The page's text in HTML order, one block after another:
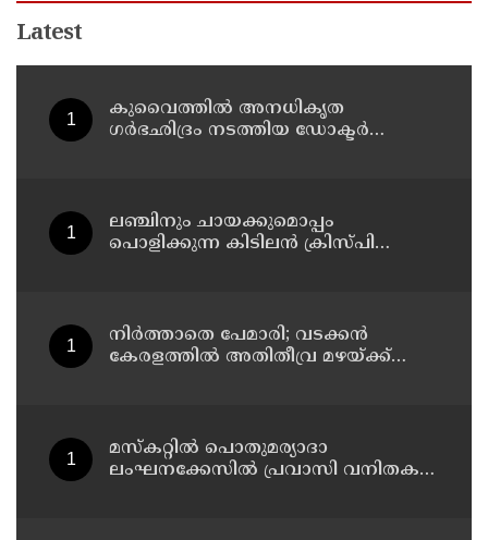
Latest
കുവൈത്തില്‍ അനധികൃത
ഗര്‍ഭഛിദ്രം നടത്തിയ ഡോക്ടര്‍
ലഞ്ചിനും ചായക്കുമൊപ്പം
പൊളിക്കുന്ന കിടിലൻ ക്രിസ്പി
നിർത്താതെ പേമാരി; വടക്കന്‍
കേരളത്തില്‍ അതിതീവ്ര മഴയ്ക്ക്
മസ്‌കറ്റില്‍ പൊതുമര്യാദാ
ലംഘനക്കേസില്‍ പ്രവാസി വനിതകള്‍